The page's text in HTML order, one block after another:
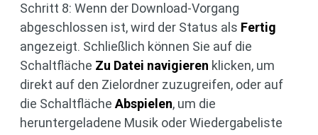
Schritt 8: Wenn der Download-Vorgang
abgeschlossen ist, wird der Status als Fertig
angezeigt. Schließlich können Sie auf die
Schaltfläche Zu Datei navigieren klicken, um
direkt auf den Zielordner zuzugreifen, oder auf
die Schaltfläche Abspielen, um die
heruntergeladene Musik oder Wiedergabeliste